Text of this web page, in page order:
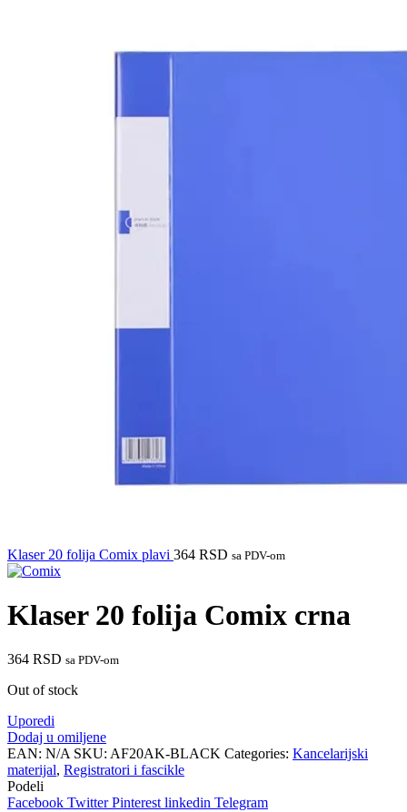
Klaser 20 folija Comix plavi 364 RSD sa PDV-om
Klaser 20 folija Comix crna
364 RSD sa PDV-om
Out of stock
Uporedi
Dodaj u omiljene
EAN: N/A SKU: AF20AK-BLACK Categories: Kancelarijski
materijal, Registratori i fascikle
Podeli
Facebook Twitter Pinterest linkedin Telegram